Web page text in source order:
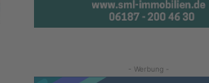
- Werbung -